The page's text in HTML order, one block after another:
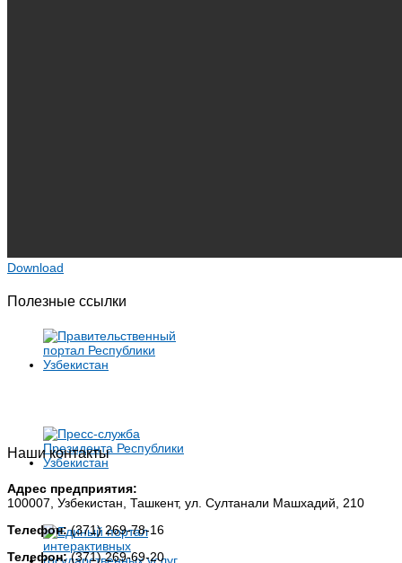
Download
Полезные ссылки
Наши контакты
Адрес предприятия:
100007, Узбекистан, Ташкент, ул. Султанали Машхадий, 210
Телефон:(371) 269-78-16
Телефон:(371) 269-69-20